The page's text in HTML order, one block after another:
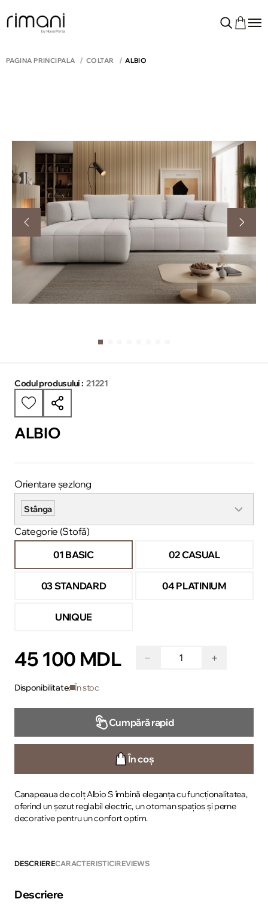
PAGINA PRINCIPALĂ COLTAR ALBIO
Codul produsului : 21221
ALBIO
Orientare șezlong
Stânga
Categorie (Stofă)
01 BASIC
02 CASUAL
03 STANDARD 04 PLATINIUM
UNIQUE
45 100 MDL − +
Disponibilitate: În stoc
Cumpără rapid
În coș
Canapeaua de colț Albio S îmbină eleganța cu funcționalitatea,
oferind un șezut reglabil electric, un otoman spațios și perne
decorative pentru un confort optim.
DESCRIERECARACTERISTICIREVIEWS
Descriere